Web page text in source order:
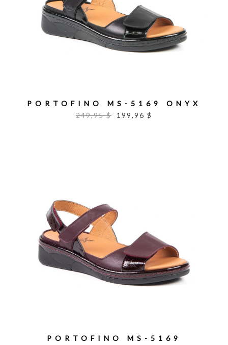
PORTOFINO MS-5169 ONYX
249,95 $
199,96 $
PORTOFINO MS-5169